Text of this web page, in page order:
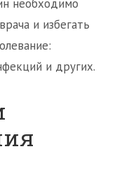
необходимо
и избегать
и других.